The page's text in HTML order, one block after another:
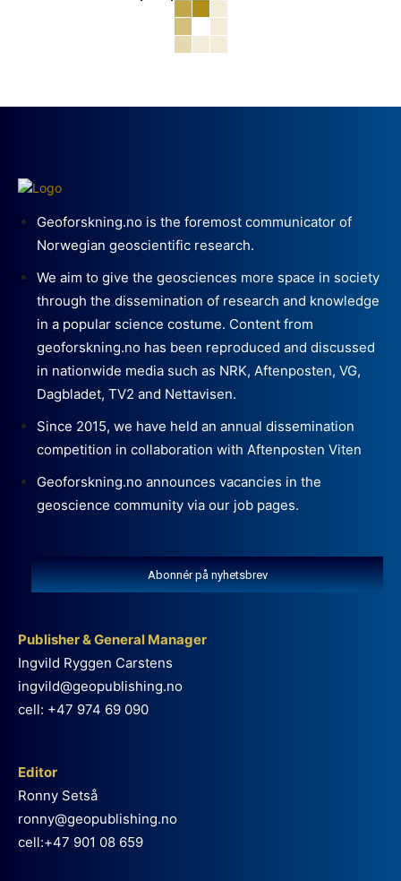
Geoforskning.no is the foremost communicator of
Norwegian geoscientific research.
We aim to give the geosciences more space in society
through the dissemination of research and knowledge
in a popular science costume. Content from
geoforskning.no has been reproduced and discussed
in nationwide media such as NRK, Aftenposten, VG,
Dagbladet, TV2 and Nettavisen.
Since 2015, we have held an annual dissemination
competition in collaboration with Aftenposten Viten
Geoforskning.no announces vacancies in the
geoscience community via our job pages.
Abonnér på nyhetsbrev
Publisher & General Manager
Ingvild Ryggen Carstens
ingvild@geopublishing.no
cell: +47 974 69 090
Editor
Ronny Setså
ronny@geopublishing.no
cell:+47 901 08 659